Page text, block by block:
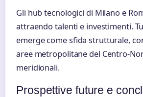
Gli hub tecnologici di Milano e
attraendo talenti e investimenti.
emerge come sfida strutturale,
aree metropolitane del Centro-
meridionali.
Prospettive future e